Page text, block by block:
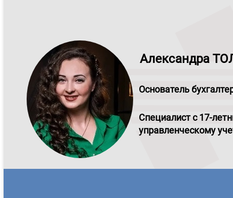
Александра
Основатель
Специалист с 17-
управленческому